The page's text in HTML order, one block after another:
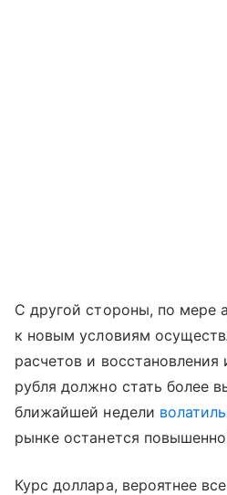
С другой стороны, по мере
к новым условиям
расчетов и
рубля должно стать более
ближайшей недели
рынке останется
Курс доллара, вероятнее